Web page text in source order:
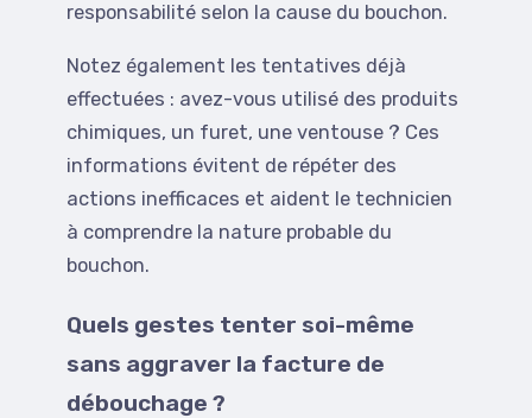
responsabilité selon la cause du bouchon.
Notez également les tentatives déjà
effectuées : avez-vous utilisé des produits
chimiques, un furet, une ventouse ? Ces
informations évitent de répéter des
actions inefficaces et aident le technicien
à comprendre la nature probable du
bouchon.
Quels gestes tenter soi-même
sans aggraver la facture de
débouchage ?